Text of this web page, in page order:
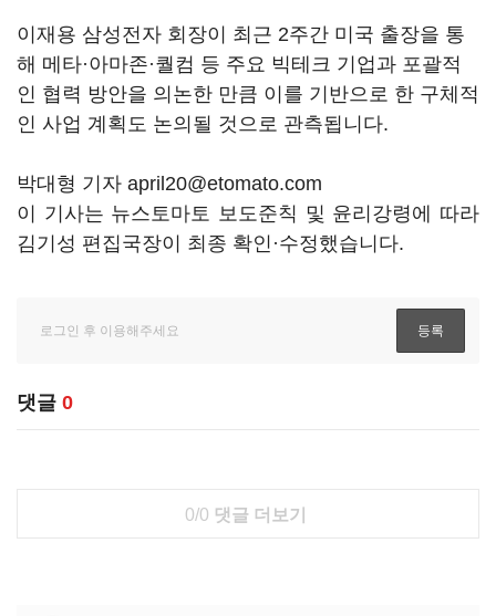
이재용 삼성전자 회장이 최근 2주간 미국 출장을 통
해 메타·아마존·퀄컴 등 주요 빅테크 기업과 포괄적
인 협력 방안을 의논한 만큼 이를 기반으로 한 구체적
인 사업 계획도 논의될 것으로 관측됩니다.
박대형 기자 april20@etomato.com
이 기사는 뉴스토마토 보도준칙 및 윤리강령에 따라
김기성 편집국장이 최종 확인·수정했습니다.
댓글 0
0/0 댓글 더보기